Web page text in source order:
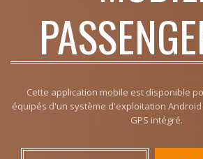
Cette application mobile est disponible
équipés d'un système d'exploitation
GPS intégré.